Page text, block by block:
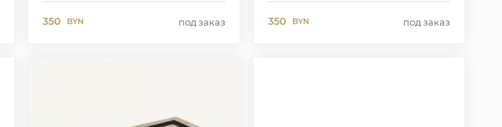
350 BYN под заказ 350 BYN под заказ